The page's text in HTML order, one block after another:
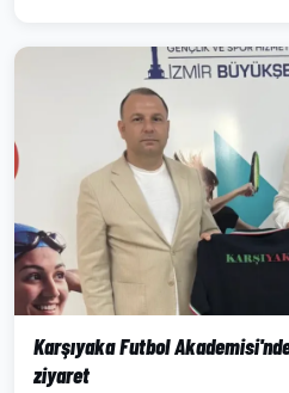
Karşıyaka Futbol
ziyaret